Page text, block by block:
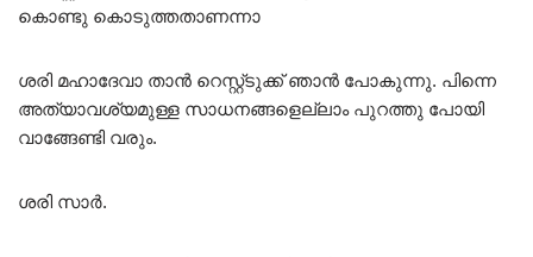
കൊണ്ടു കൊടുത്തതാണന്നാ
ശരി മഹാദേവാ താൻ റെസ്റ്റ്ടുക്ക് ഞാൻ പോകുന്നു. പിന്നെ
അത്യാവശ്യമുള്ള സാധനങ്ങളെല്ലാം പുറത്തു പോയി
വാങ്ങേണ്ടി വരും.
ശരി സാർ.